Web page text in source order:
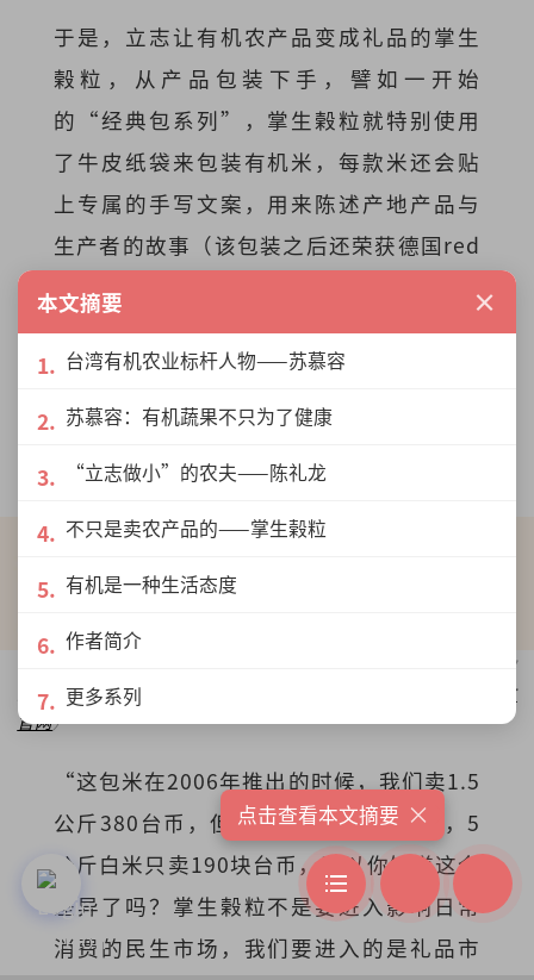
于是，立志让有机农产品变成礼品的掌生
榖粒，从产品包装下手，譬如一开始
的“经典包系列”，掌生榖粒就特别使用
了牛皮纸袋来包装有机米，每款米还会贴
上专属的手写文案，用来陈述产地产品与
生产者的故事（该包装之后还荣获德国red
dot红点设计奖与日本Good Design
Award设计奖等设计奖项）。如此一来，
原本就比一般白米来得健康、安全的有机
米亦瞬间增值，从“农产品”变成了互相
程昀仪认为，自己买很舍不得，送给别人却是会送进别人心坎
里的，就是礼物。图为“经典包系列”（图片来源：
掌生榖粒
官网）
“这包米在2006年推出的时候，我们卖1.5
公斤380台币，但当年在台湾的大卖场，5
公斤白米只卖190块台币，所以你知道这个
差异了吗？掌生榖粒不是要进入影响日常
消费的民生市场，我们要进入的是礼品市
本文摘要 ×
台湾有机农业标杆人物——苏慕容
苏慕容：有机蔬果不只为了健康
“立志做小”的农夫——陈礼龙
不只是卖农产品的——掌生榖粒
有机是一种生活态度
作者简介
更多系列
点击查看本文摘要 ×